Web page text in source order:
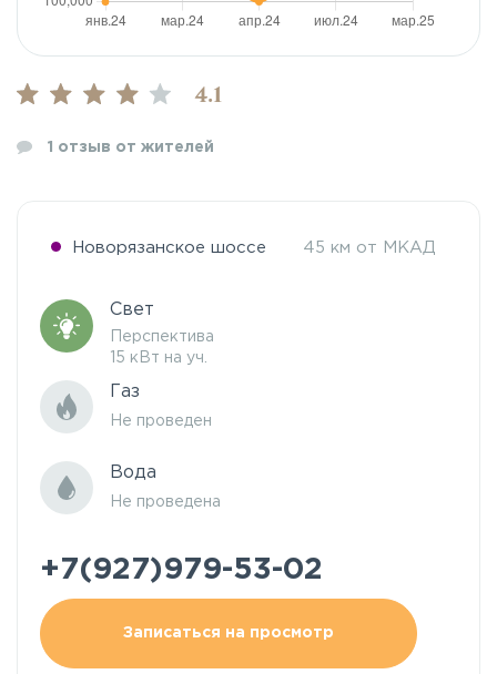
4.1
1 отзыв от жителей
Новорязанское шоссе 45 км от МКАД
Свет
Перспектива
15 кВт на уч.
Газ
Не проведен
Вода
Не проведена
+7(927)979-53-02
Записаться на просмотр